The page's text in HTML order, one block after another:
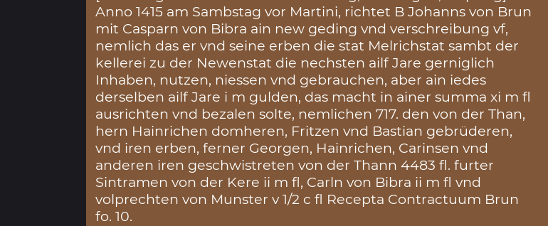
Anno 1415 am Sambstag vor Martini, richtet B Johanns von Brun
mit Casparn von Bibra ain new geding vnd verschreibung vf,
nemlich das er vnd seine erben die stat Melrichstat sambt der
kellerei zu der Newenstat die nechsten ailf Jare gerniglich
Inhaben, nutzen, niessen vnd gebrauchen, aber ain iedes
derselben ailf Jare i m gulden, das macht in ainer summa xi m fl
ausrichten vnd bezalen solte, nemlichen 717. den von der Than,
hern Hainrichen domheren, Fritzen vnd Bastian gebrüderen,
vnd iren erben, ferner Georgen, Hainrichen, Carinsen vnd
anderen iren geschwistreten von der Thann 4483 fl. furter
Sintramen von der Kere ii m fl, Carln von Bibra ii m fl vnd
volprechten von Munster v 1/2 c fl Recepta Contractuum Brun
fo. 10.